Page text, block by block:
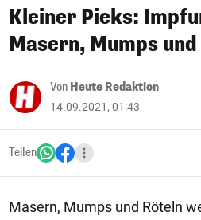
Kleiner Pieks:
Masern, Mumps
Von Heute Redaktion
14.09.2021, 01:43
Teilen
Masern, Mumps und Röteln